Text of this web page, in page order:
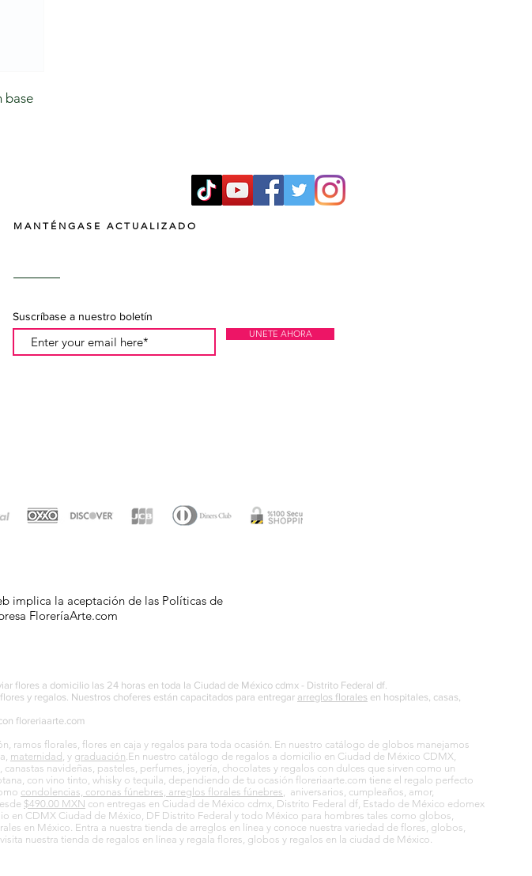
base
MANTÉNGASE ACTUALIZADO
Suscríbase a nuestro boletín
UNETE AHORA
implica la aceptación de las Políticas de
FloreríaArte.com
flores a domicilio las 24 horas en toda la Ciudad de México cdmx - Distrito Federal df.
y regalos. Nuestros choferes están capacitados para entregar arreglos florales en hospitales, casas,
floreriaarte.com
ramos florales, flores en caja y regalos para toda ocasión. En nuestro catálogo de globos manejamos
maternidad , y graduación.En nuestro catálogo de regalos a domicilio en Ciudad de México CDMX,
navideñas, pasteles, perfumes, joyería, chocolates y regalos con dulces que sirven como un
con vino tinto, whisky o tequila, dependiendo de tu ocasión floreriaarte.com tiene el regalo perfecto
condolencias, coronas fúnebres, arreglos florales fúnebres, aniversarios, cumpleaños, amor,
$490.00 MXN con entregas en Ciudad de México cdmx, Distrito Federal df, Estado de México edomex
en CDMX Ciudad de México, DF Distrito Federal y todo México para hombres tales como globos,
en México. Entra a nuestra tienda de arreglos en línea y conoce nuestra variedad de flores, globos,
nuestra tienda de regalos en línea y regala flores, globos y regalos en la ciudad de México.